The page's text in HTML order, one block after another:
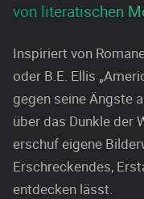
von literatischen
Inspiriert von
oder B.E. Ellis
gegen seine Ängste
über das Dunkle der
erschuf eigene
Erschreckendes,
entdecken lässt.